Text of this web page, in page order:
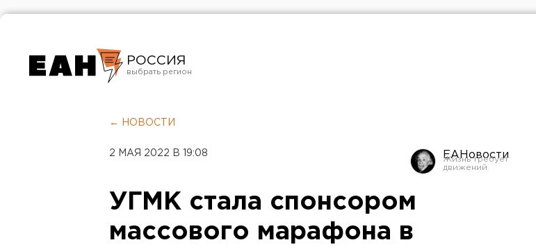
РОССИЯ
Челябинск
← НОВОСТИ
2 МАЯ 2022 В 19:08 ЕАНовости
УГМК стала спонсором
массового марафона в